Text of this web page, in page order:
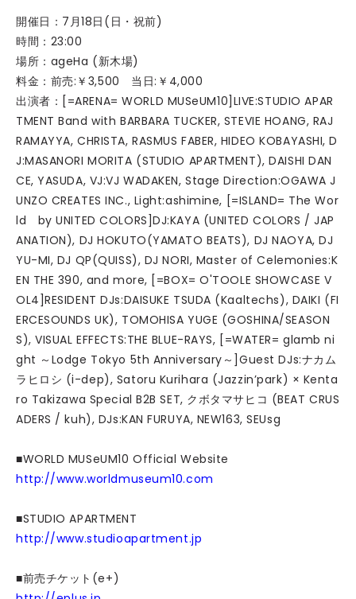
開催日：7月18日(日・祝前)
時間：23:00
場所：ageHa (新木場)
料金：前売:￥3,500 当日:￥4,000
出演者：[=ARENA= WORLD MUSeUM10]LIVE:STUDIO APAR
TMENT Band with BARBARA TUCKER, STEVIE HOANG, RAJ
RAMAYYA, CHRISTA, RASMUS FABER, HIDEO KOBAYASHI, D
J:MASANORI MORITA (STUDIO APARTMENT), DAISHI DAN
CE, YASUDA, VJ:VJ WADAKEN, Stage Direction:OGAWA J
UNZO CREATES INC., Light:ashimine, [=ISLAND= The Wor
ld by UNITED COLORS]DJ:KAYA (UNITED COLORS / JAP
ANATION), DJ HOKUTO(YAMATO BEATS), DJ NAOYA, DJ
YU-MI, DJ QP(QUISS), DJ NORI, Master of Celemonies:K
EN THE 390, and more, [=BOX= O'TOOLE SHOWCASE V
OL4]RESIDENT DJs:DAISUKE TSUDA (Kaaltechs), DAIKI (FI
ERCESOUNDS UK), TOMOHISA YUGE (GOSHINA/SEASON
S), VISUAL EFFECTS:THE BLUE-RAYS, [=WATER= glamb ni
ght ～Lodge Tokyo 5th Anniversary～]Guest DJs:ナカム
ラヒロシ (i-dep), Satoru Kurihara (Jazzin’park) × Kenta
ro Takizawa Special B2B SET, クボタマサヒコ (BEAT CRUS
ADERS / kuh), DJs:KAN FURUYA, NEW163, SEUsg
■WORLD MUSeUM10 Official Website
http://www.worldmuseum10.com
■STUDIO APARTMENT
http://www.studioapartment.jp
■前売チケット(e+)